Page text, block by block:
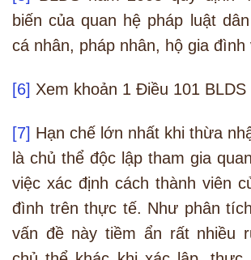
biến của quan hệ pháp luật
cá nhân, pháp nhân, hộ gia
[6] Xem khoản 1 Điều 101 BLDS
[7] Hạn chế lớn nhất khi thừa
là chủ thể độc lập tham gia
việc xác định cách thành viên
đình trên thực tế. Như phân
vấn đề này tiềm ẩn rất nhiều